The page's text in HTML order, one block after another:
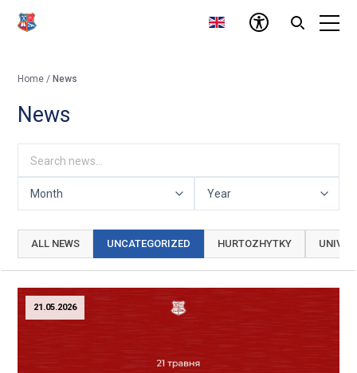
Home / News
News
ALL NEWS UNCATEGORIZED HURTOZHYTKY
21.05.2026